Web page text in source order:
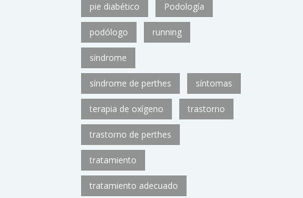
pie diabético Podología
podólogo running
síndrome
síndrome de perthes síntomas
terapia de oxígeno trastorno
trastorno de perthes
tratamiento
tratamiento adecuado